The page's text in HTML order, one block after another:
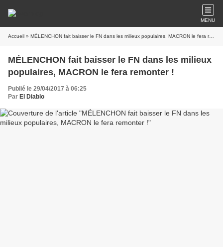
MENU
Accueil » MÉLENCHON fait baisser le FN dans les milieux populaires, MACRON le fera remonter !
MÉLENCHON fait baisser le FN dans les milieux
populaires, MACRON le fera remonter !
Publié le 29/04/2017 à 06:25
Par El Diablo